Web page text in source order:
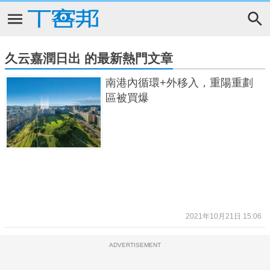
久云嘉潤日出 的最新熱門文章
南港內循環+外移入，重陽重劃
區被買爆
2021年10月21日 15:06
ADVERTISEMENT